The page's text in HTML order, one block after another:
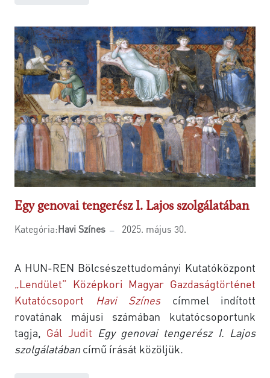
Egy genovai tengerész I. Lajos szolgálatában
Kategória:Havi Színes 2025. május 30.
A HUN-REN Bölcsészettudományi Kutatóközpont
„Lendület” Középkori Magyar Gazdaságtörténet
Kutatócsoport
Havi Színes
címmel indított
rovatának májusi számában kutatócsoportunk
tagja, Gál Judit Egy genovai tengerész I. Lajos
szolgálatában című írását közöljük.